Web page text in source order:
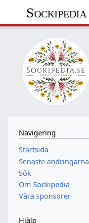
Sockipedia
Navigering
Startsida
Senaste ändringarna
Sök
Om Sockipedia
Våra sponsorer
Hjälp